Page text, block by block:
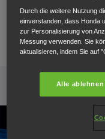
Durch die weitere Nutzung
einverstanden, dass Honda
zur Personalisierung von
Messung verwenden. Sie
aktualisieren, indem Sie auf
Alle ablehnen